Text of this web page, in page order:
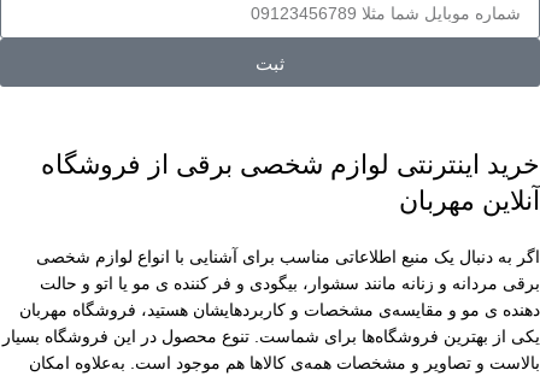
ثبت
خرید اینترنتی لوازم شخصی برقی از فروشگاه
آنلاین مهربان
اگر به دنبال یک منبع اطلاعاتی مناسب برای آشنایی با انواع لوازم شخصی
برقی مردانه و زنانه مانند سشوار، بیگودی و فر کننده ی مو یا اتو و حالت
دهنده ی مو و مقایسه‌ی مشخصات و کاربردهایشان هستید، فروشگاه مهربان
یکی از بهترین فروشگاه‌ها برای شماست. تنوع محصول در این فروشگاه بسیار
بالاست و تصاویر و مشخصات همه‌ی کالاها هم موجود است. به‌علاوه امکان